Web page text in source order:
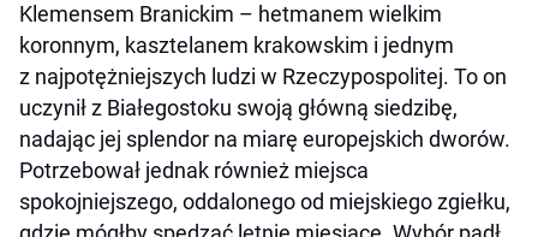
Klemensem Branickim – hetmanem wielkim
koronnym, kasztelanem krakowskim i jednym
z najpotężniejszych ludzi w Rzeczypospolitej. To on
uczynił z Białegostoku swoją główną siedzibę,
nadając jej splendor na miarę europejskich dworów.
Potrzebował jednak również miejsca
spokojniejszego, oddalonego od miejskiego zgiełku,